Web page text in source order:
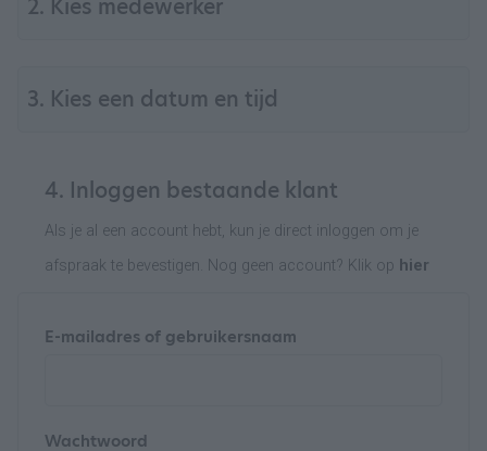
2. Kies medewerker
3. Kies een datum en tijd
4. Inloggen bestaande klant
Als je al een account hebt, kun je direct inloggen om je
afspraak te bevestigen. Nog geen account? Klik op hier
E-mailadres of gebruikersnaam
Wachtwoord